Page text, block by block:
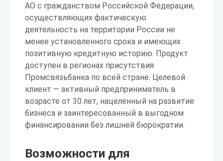
АО с гражданством Российской Федерации,
осуществляющих фактическую
деятельность на территории России не
менее установленного срока и имеющих
позитивную кредитную историю. Продукт
доступен в регионах присутствия
Промсвязьбанка по всей стране. Целевой
клиент — активный предприниматель в
возрасте от 30 лет, нацеленный на развитие
бизнеса и заинтересованный в выгодном
финансировании без лишней бюрократии.
Возможности для